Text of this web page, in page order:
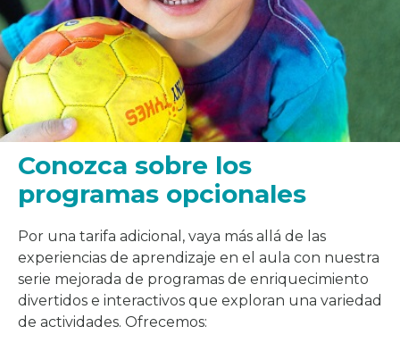
Conozca sobre los
programas opcionales
Por una tarifa adicional, vaya más allá de las
experiencias de aprendizaje en el aula con nuestra
serie mejorada de programas de enriquecimiento
divertidos e interactivos que exploran una variedad
de actividades. Ofrecemos: